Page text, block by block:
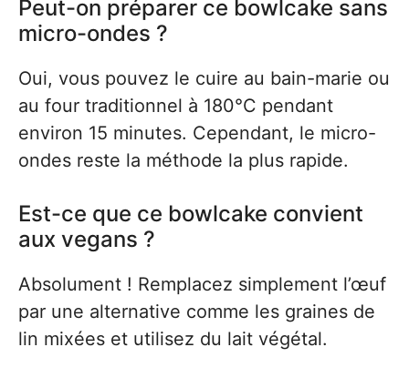
Peut-on préparer ce bowlcake sans
micro-ondes ?
Oui, vous pouvez le cuire au bain-marie ou
au four traditionnel à 180°C pendant
environ 15 minutes. Cependant, le micro-
ondes reste la méthode la plus rapide.
Est-ce que ce bowlcake convient
aux vegans ?
Absolument ! Remplacez simplement l’œuf
par une alternative comme les graines de
lin mixées et utilisez du lait végétal.